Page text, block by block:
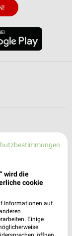
wird die
cookie
Informationen auf
Einige